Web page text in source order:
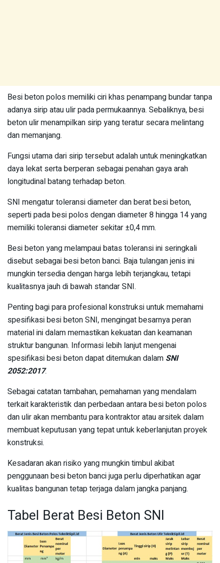
Besi beton polos memiliki ciri khas penampang bundar tanpa
adanya sirip atau ulir pada permukaannya. Sebaliknya, besi
beton ulir menampilkan sirip yang teratur secara melintang
dan memanjang.
Fungsi utama dari sirip tersebut adalah untuk meningkatkan
daya lekat serta berperan sebagai penahan gaya arah
longitudinal batang terhadap beton.
SNI mengatur toleransi diameter dan berat besi beton,
seperti pada besi polos dengan diameter 8 hingga 14 yang
memiliki toleransi diameter sekitar ±0,4 mm.
Besi beton yang melampaui batas toleransi ini seringkali
disebut sebagai besi beton banci. Baja tulangan jenis ini
mungkin tersedia dengan harga lebih terjangkau, tetapi
kualitasnya jauh di bawah standar SNI.
Penting bagi para profesional konstruksi untuk memahami
spesifikasi besi beton SNI, mengingat besarnya peran
material ini dalam memastikan kekuatan dan keamanan
struktur bangunan. Informasi lebih lanjut mengenai
spesifikasi besi beton dapat ditemukan dalam SNI
2052:2017.
Sebagai catatan tambahan, pemahaman yang mendalam
terkait karakteristik dan perbedaan antara besi beton polos
dan ulir akan membantu para kontraktor atau arsitek dalam
membuat keputusan yang tepat untuk keberlanjutan proyek
konstruksi.
Kesadaran akan risiko yang mungkin timbul akibat
penggunaan besi beton banci juga perlu diperhatikan agar
kualitas bangunan tetap terjaga dalam jangka panjang.
Tabel Berat Besi Beton SNI